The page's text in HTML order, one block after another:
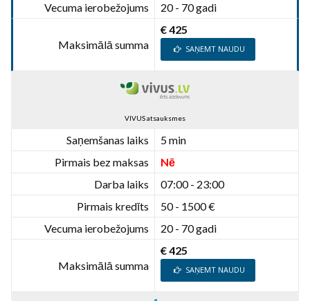
Vecuma ierobežojums
20 - 70 gadi
Maksimālā summa
€ 425
SAŅEMT NAUDU
VIVUS atsauksmes
Saņemšanas laiks
5 min
Pirmais bez maksas
Nē
Darba laiks
07:00 - 23:00
Pirmais kredīts
50 - 1500 €
Vecuma ierobežojums
20 - 70 gadi
Maksimālā summa
€ 425
SAŅEMT NAUDU